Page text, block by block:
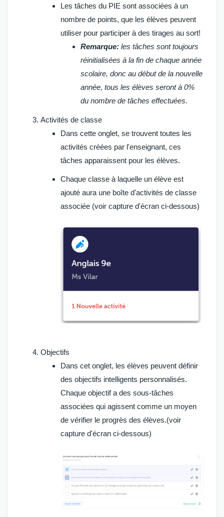
Les tâches du PIE sont associées à un
nombre de points, que les élèves peuvent
utiliser pour participer à des tirages au sort!
Remarque: les tâches sont toujours
réinitialisées à la fin de chaque année
scolaire, donc au début de la nouvelle
année, tous les élèves seront à 0%
du nombre de tâches effectuées.
Activités de classe
Dans cette onglet, se trouvent toutes les
activités créées par l'enseignant, ces
tâches apparaissent pour les élèves.
Chaque classe à laquelle un élève est
ajouté aura une boîte d'activités de classe
associée (voir capture d'écran ci-dessous)
Objectifs
Dans cet onglet, les élèves peuvent définir
des objectifs intelligents personnalisés.
Chaque objectif a des sous-tâches
associées qui agissent comme un moyen
de vérifier le progrès des élèves.(voir
capture d'écran ci-dessous)